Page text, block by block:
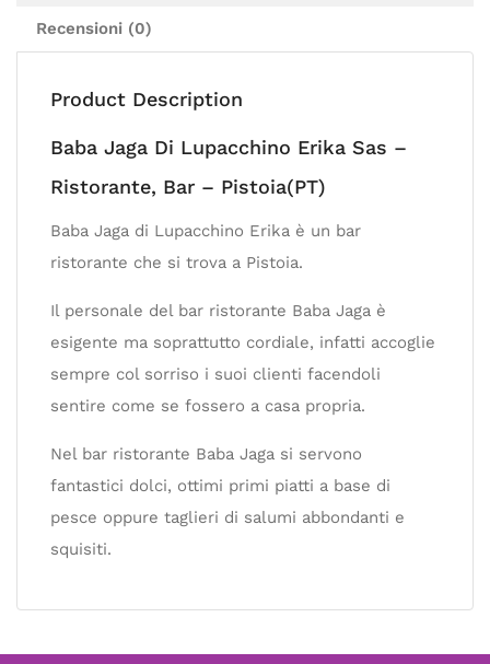
Recensioni (0)
Product Description
Baba Jaga Di Lupacchino Erika Sas –
Ristorante, Bar – Pistoia(PT)
Baba Jaga di Lupacchino Erika è un bar
ristorante che si trova a Pistoia.
Il personale del bar ristorante Baba Jaga è
esigente ma soprattutto cordiale, infatti accoglie
sempre col sorriso i suoi clienti facendoli
sentire come se fossero a casa propria.
Nel bar ristorante Baba Jaga si servono
fantastici dolci, ottimi primi piatti a base di
pesce oppure taglieri di salumi abbondanti e
squisiti.